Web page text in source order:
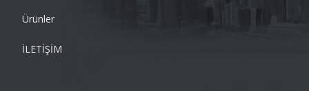
Ürünler
İLETİŞİM